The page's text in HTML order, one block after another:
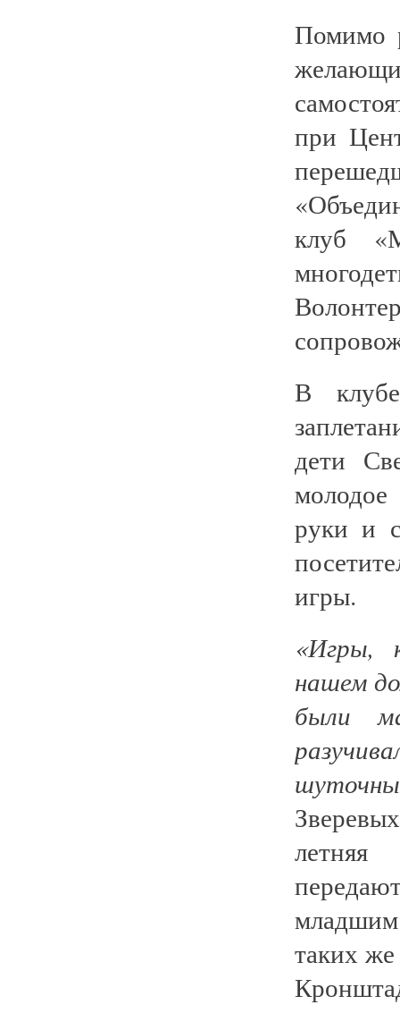
Помимо
при
клуб
В
дети
руки и
игры.
«Игры,
нашем
были
летняя
таких